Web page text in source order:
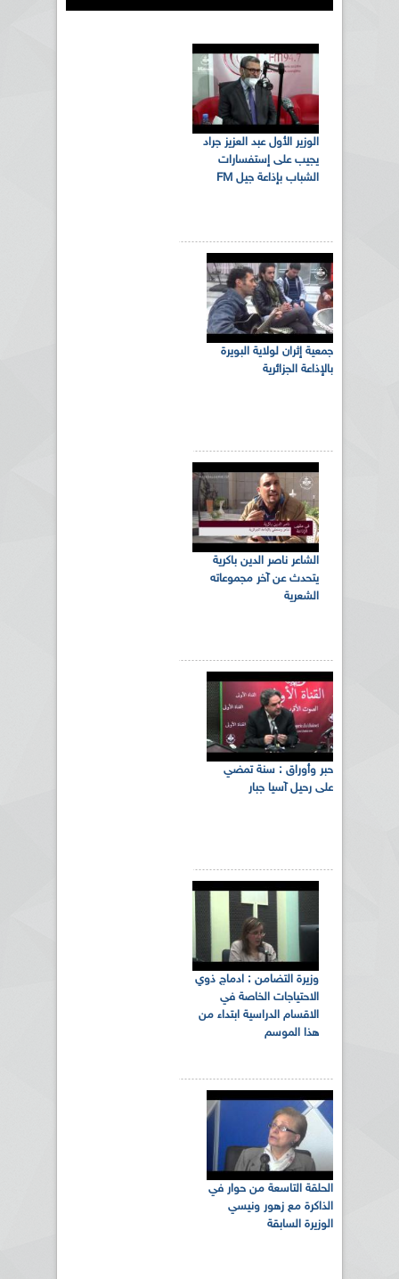
الوزير الأول عبد العزيز جراد
يجيب على إستفسارات
الشباب بإذاعة جيل FM
جمعية إثران لولاية البويرة
بالإذاعة الجزائرية
الشاعر ناصر الدين باكرية
يتحدث عن آخر مجموعاته
الشعرية
حبر وأوراق : سنة تمضي
على رحيل آسيا جبار
وزيرة التضامن : ادماج ذوي
الاحتياجات الخاصة في
الاقسام الدراسية ابتداء من
هذا الموسم
الحلقة التاسعة من حوار في
الذاكرة مع زهور ونيسي
الوزيرة السابقة